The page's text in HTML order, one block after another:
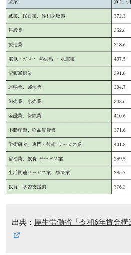
出典： 厚生労働省「令和6年賃金構